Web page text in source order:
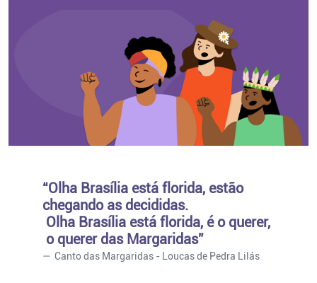
“Olha Brasília está florida, estão
chegando as decididas.
Olha Brasília está florida, é o querer,
o querer das Margaridas”
Canto das Margaridas - Loucas de Pedra Lilás